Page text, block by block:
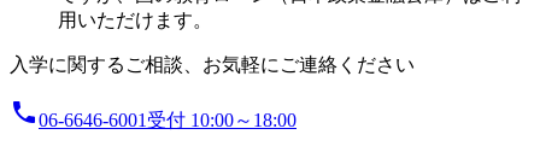
用いただけます。
入学に関するご相談、お気軽にご連絡ください
local_phone06-6646-6001 受付 10:00～18:00